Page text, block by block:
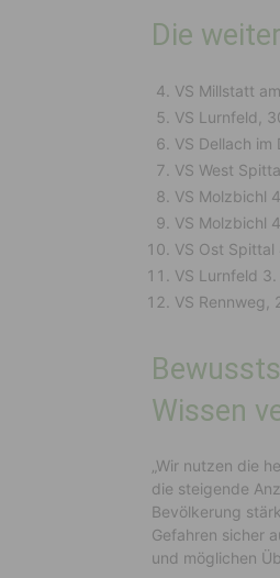
Die
VS Millstatt
VS Lurnfeld,
VS Dellach
VS West
VS Molzbichl
VS Molzbichl
VS Ost
VS Lurnfeld
VS Rennweg,
Wissen
„Wir nutzen die
die steigende
Bevölkerung
Gefahren sicher
und möglichen